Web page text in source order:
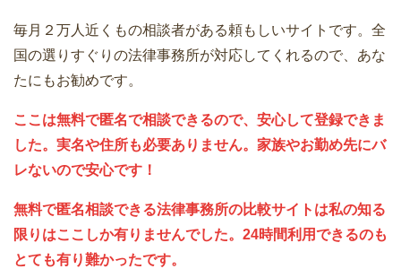
毎月２万人近くもの相談者がある頼もしいサイトです。全
国の選りすぐりの法律事務所が対応してくれるので、あな
たにもお勧めです。
ここは無料で匿名で相談できるので、安心して登録できま
した。実名や住所も必要ありません。家族やお勤め先にバ
レないので安心です！
無料で匿名相談できる法律事務所の比較サイトは私の知る
限りはここしか有りませんでした。24時間利用できるのも
とても有り難かったです。